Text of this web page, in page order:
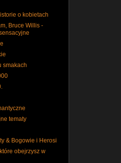
o kobietach
Bruce Willis -
smakach
tematy
& Bogowie i Herosi
obejrzysz w